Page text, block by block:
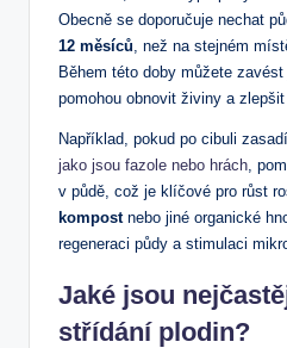
Obecně se doporučuje nechat
12 měsíců , než na stejném
Během této doby můžete
pomohou obnovit živiny a zlepšit
Například, pokud po cibuli
jako jsou fazole nebo hrách ,
v půdě, což je klíčové pro růst
kompostnebo jiné organické
regeneraci půdy a stimulaci
Jaké jsou
střídání plodin?